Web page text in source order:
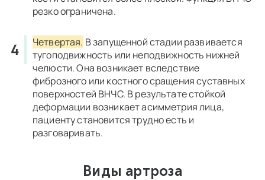
резко ограничена.
Четвертая. В запущенной стадии развивается
тугоподвижность или неподвижность нижней
челюсти. Она возникает вследствие
фиброзного или костного сращения суставных
поверхностей ВНЧС. В результате стойкой
деформации возникает асимметрия лица,
пациенту становится трудно есть и
разговаривать.
Виды артроза